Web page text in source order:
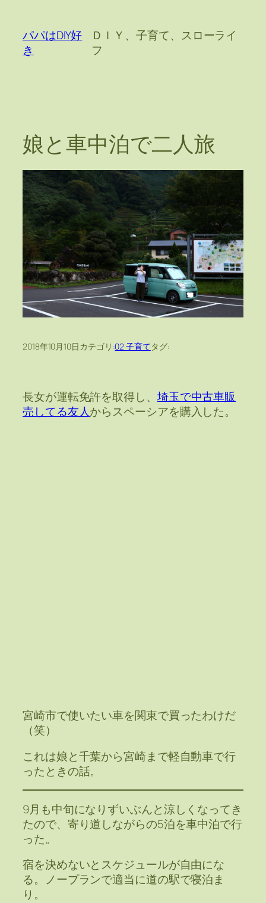
パパはDIY好
き
ＤＩＹ、子育て、スローライ
フ
娘と車中泊で二人旅
2018年10月10日 カテゴリ:02 子育てタグ:
長女が運転免許を取得し、 埼玉で中古車販
売してる友人からスペーシアを購入した。
宮崎市で使いたい車を関東で買ったわけだ
（笑）
これは娘と千葉から宮崎まで軽自動車で行
ったときの話。
9月も中旬になりずいぶんと涼しくなってき
たので、寄り道しながらの5泊を車中泊で行
った。
宿を決めないとスケジュールが自由にな
る。ノープランで適当に道の駅で寝泊ま
り。